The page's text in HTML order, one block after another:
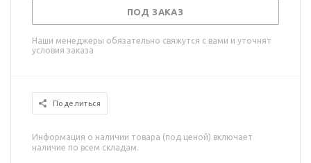
ПОД ЗАКАЗ
Наши менеджеры обязательно свяжутся с вами и уточнят
условия заказа
Поделиться
Информация о наличии товара (под ценой) включает
наличие по всем складам.